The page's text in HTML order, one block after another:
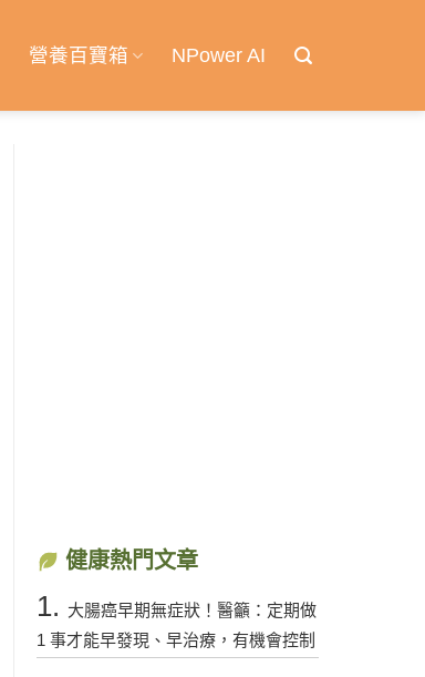
營養百寶箱 NPower AI
健康熱門文章
1. 大腸癌早期無症狀！醫籲：定期做
1 事才能早發現、早治療，有機會控制